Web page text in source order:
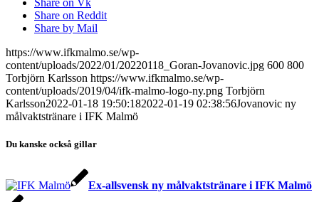
Share on Vk
Share on Reddit
Share by Mail
https://www.ifkmalmo.se/wp-
content/uploads/2022/01/20220118_Goran-Jovanovic.jpg 600 800
Torbjörn Karlsson https://www.ifkmalmo.se/wp-
content/uploads/2019/04/ifk-malmo-logo-ny.png Torbjörn
Karlsson2022-01-18 19:50:182022-01-19 02:38:56Jovanovic ny
målvaktstränare i IFK Malmö
Du kanske också gillar
Ex-allsvensk ny målvaktstränare i IFK Malmö